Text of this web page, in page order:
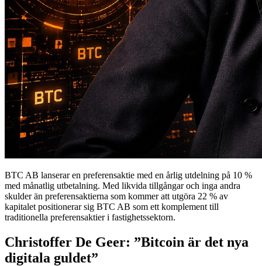
BTC AB lanserar en preferensaktie med en årlig utdelning på 10 %
med månatlig utbetalning. Med likvida tillgångar och inga andra
skulder än preferensaktierna som kommer att utgöra 22 % av
kapitalet positionerar sig BTC AB som ett komplement till
traditionella preferensaktier i fastighetssektorn.
Christoffer De Geer: ”Bitcoin är det nya
digitala guldet”